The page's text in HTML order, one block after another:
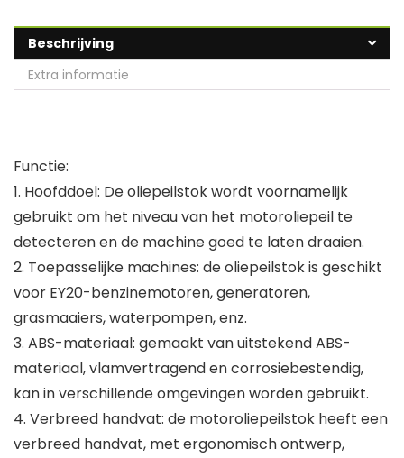
Beschrijving
Extra informatie
Functie:
1. Hoofddoel: De oliepeilstok wordt voornamelijk
gebruikt om het niveau van het motoroliepeil te
detecteren en de machine goed te laten draaien.
2. Toepasselijke machines: de oliepeilstok is geschikt
voor EY20-benzinemotoren, generatoren,
grasmaaiers, waterpompen, enz.
3. ABS-materiaal: gemaakt van uitstekend ABS-
materiaal, vlamvertragend en corrosiebestendig,
kan in verschillende omgevingen worden gebruikt.
4. Verbreed handvat: de motoroliepeilstok heeft een
verbreed handvat, met ergonomisch ontwerp,